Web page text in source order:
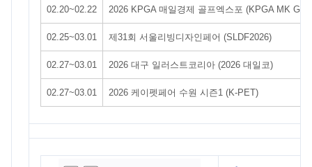
02.20~02.22 2026 KPGA 매일경제 골프엑스포 (KPGA MK
02.25~03.01 제31회 서울리빙디자인페어 (SLDF2026)
02.27~03.01 2026 대구 일러스트코리아 (2026 대일코)
02.27~03.01 2026 케이펫페어 수원 시즌1 (K-PET)